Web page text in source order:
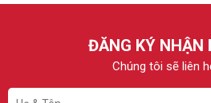
ĐĂNG KÝ NHẬN
Chúng tôi sẽ liên